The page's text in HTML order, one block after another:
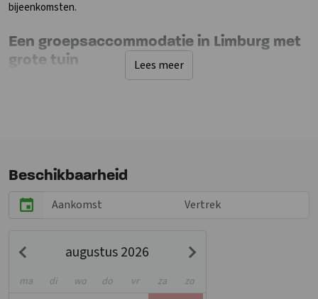
bijeenkomsten.
Een groepsaccommodatie in Limburg met
grote tuin
De gehele begane grond heeft brede deuren en is zonder drempels.
bevat een zithoek, alsmede een tv met Wii spelcomputer. In de
bedden met verstelbaar hoofd- en voetgedeelte. De badkamer is
speciaal ingericht voor mindervaliden, met toilet, wastafel, douche
eenpersoons boxspring bedden en 3 kamers met 2 eenpersoons
met wc, wastafel en douche. Het verblijf beschikt over eigen
Lees meer
Beschikbaarheid
augustus 2026
ma di wo do vr za zo